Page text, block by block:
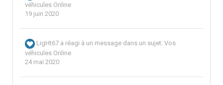
véhicules Online
19 juin 2020
LigHt67 a réagi à un message dans un sujet: Vos
véhicules Online
24 mai 2020